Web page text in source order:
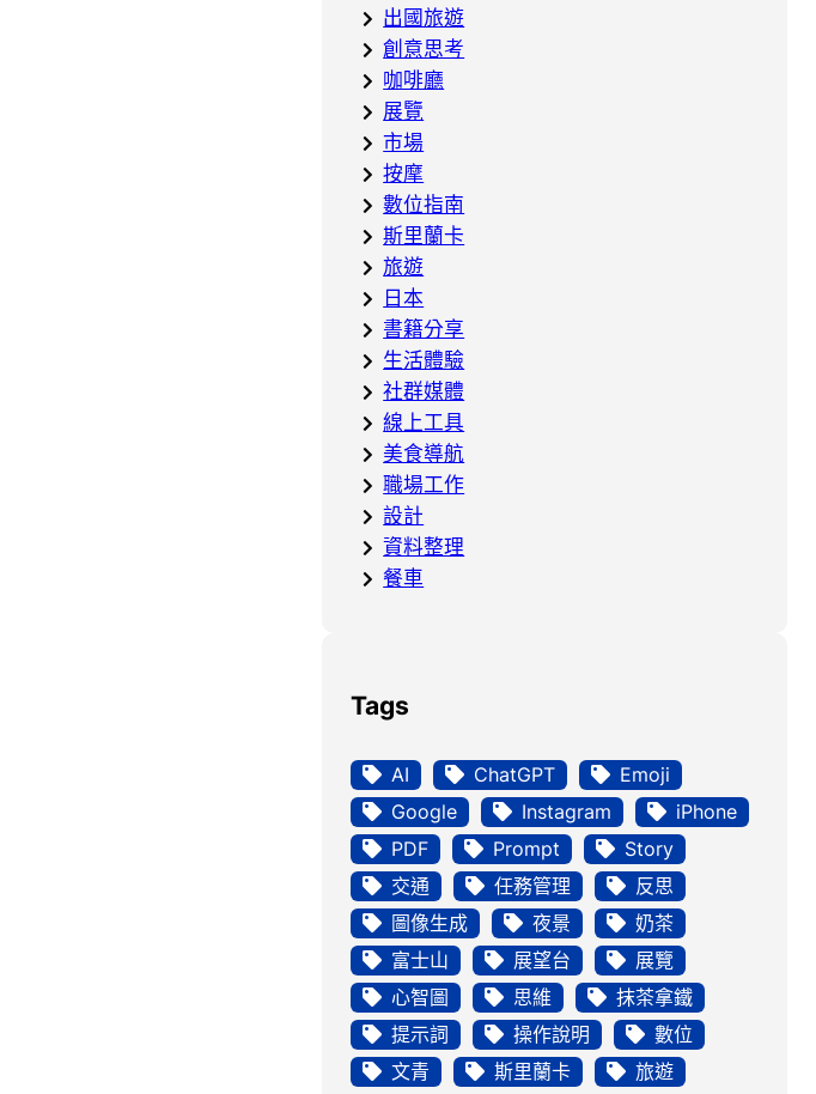
出國旅遊
創意思考
咖啡廳
展覽
市場
按摩
數位指南
斯里蘭卡
旅遊
日本
書籍分享
生活體驗
社群媒體
線上工具
美食導航
職場工作
設計
資料整理
餐車
Tags
AI ChatGPT
Emoji
Google
Instagram
iPhone
PDF
Prompt
Story
交通
任務管理
反思
圖像生成
夜景
奶茶
富士山
展望台
展覽
心智圖
思維
抹茶拿鐵
提示詞
操作說明
數位
文青
斯里蘭卡
旅遊